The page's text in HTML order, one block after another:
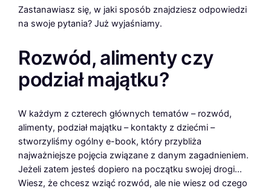
Zastanawiasz się, w jaki sposób znajdziesz odpowiedzi
na swoje pytania? Już wyjaśniamy.
Rozwód, alimenty czy
podział majątku?
W każdym z czterech głównych tematów – rozwód,
alimenty, podział majątku – kontakty z dziećmi –
stworzyliśmy ogólny e-book, który przybliża
najważniejsze pojęcia związane z danym zagadnieniem.
Jeżeli zatem jesteś dopiero na początku swojej drogi…
Wiesz, że chcesz wziąć rozwód, ale nie wiesz od czego